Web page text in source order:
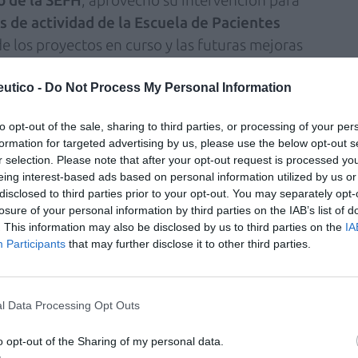
- Do Not Process My Personal Information
opt-out of the sale, sharing to third parties, or processing of your
for targeted advertising by us, please use the below opt-out
selection. Please note that after your opt-out request is processed
interest-based ads based on personal information utilized by us
to third parties prior to your opt-out. You may separately
of your personal information by third parties on the IAB’s list of
This information may also be disclosed by us to third parties on the
Participants that may further disclose it to other third parties.
Data Processing Opt Outs
opt-out of the Sharing of my personal data.
de actividad de la Escuela de Pacientes
los proyectos en curso y las futuras mejoras
describieron las
GT para facilitar su comunicación y gestión
a cabo proyectos de
Especialista y miembro del comité
SEFH, explicó a los representantes de los GT
yplazos de envíode trabajos y propuestas
lugar en octubre de 2026 en
de forma exponencial
de estudios de investigación-PM
impulsada desde los GTde la Sociedad